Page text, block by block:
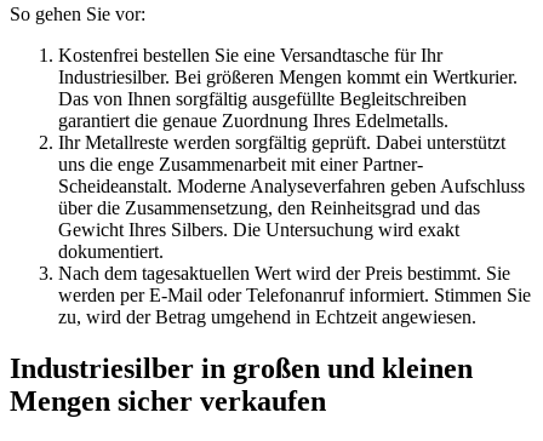
So gehen Sie vor:
Kostenfrei bestellen Sie eine Versandtasche für Ihr
Industriesilber. Bei größeren Mengen kommt ein Wertkurier.
Das von Ihnen sorgfältig ausgefüllte Begleitschreiben
garantiert die genaue Zuordnung Ihres Edelmetalls.
Ihr Metallreste werden sorgfältig geprüft. Dabei unterstützt
uns die enge Zusammenarbeit mit einer Partner-
Scheideanstalt. Moderne Analyseverfahren geben Aufschluss
über die Zusammensetzung, den Reinheitsgrad und das
Gewicht Ihres Silbers. Die Untersuchung wird exakt
dokumentiert.
Nach dem tagesaktuellen Wert wird der Preis bestimmt. Sie
werden per E-Mail oder Telefonanruf informiert. Stimmen Sie
zu, wird der Betrag umgehend in Echtzeit angewiesen.
Industriesilber in großen und kleinen
Mengen sicher verkaufen